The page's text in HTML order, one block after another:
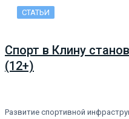
СТАТЬИ
Спорт в Клину
(12+)
Развитие спортивной